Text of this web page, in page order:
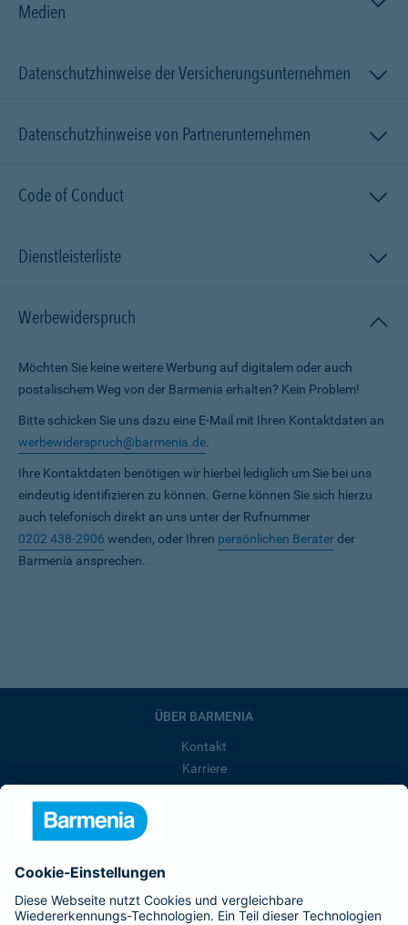
Medien
Datenschutzhinweise der Versicherungsunternehmen
Datenschutzhinweise von Partnerunternehmen
Code of Conduct
Dienstleisterliste
Werbewiderspruch
Möchten Sie keine weitere Werbung auf digitalem oder auch
postalischem Weg von der Barmenia erhalten? Kein Problem!
Bitte schicken Sie uns dazu eine E-Mail mit Ihren Kontaktdaten an
werbewiderspruch@barmenia.de.
Ihre Kontaktdaten benötigen wir hierbei lediglich um Sie bei uns
eindeutig identifizieren zu können. Gerne können Sie sich hierzu
auch telefonisch direkt an uns unter der Rufnummer
0202 438-2906 wenden, oder Ihren persönlichen Beraterder
Barmenia ansprechen.
ÜBER BARMENIA
Kontakt
Karriere
Barmenia ist Teil der BarmeniaGothaer
BELIEBTE SEITEN